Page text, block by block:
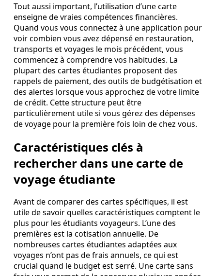
Tout aussi important, l’utilisation d’une carte
enseigne de vraies compétences financières.
Quand vous vous connectez à une application pour
voir combien vous avez dépensé en restauration,
transports et voyages le mois précédent, vous
commencez à comprendre vos habitudes. La
plupart des cartes étudiantes proposent des
rappels de paiement, des outils de budgétisation et
des alertes lorsque vous approchez de votre limite
de crédit. Cette structure peut être
particulièrement utile si vous gérez des dépenses
de voyage pour la première fois loin de chez vous.
Caractéristiques clés à
rechercher dans une carte de
voyage étudiante
Avant de comparer des cartes spécifiques, il est
utile de savoir quelles caractéristiques comptent le
plus pour les étudiants voyageurs. L’une des
premières est la cotisation annuelle. De
nombreuses cartes étudiantes adaptées aux
voyages n’ont pas de frais annuels, ce qui est
crucial quand le budget est serré. Une carte sans